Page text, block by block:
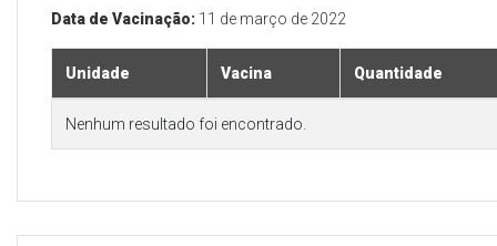
Data de Vacinação: 11 de março de 2022
Unidade Vacina Quantidade
Nenhum resultado foi encontrado.